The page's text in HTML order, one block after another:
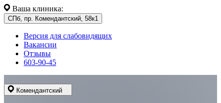
Ваша клиника:
СПб, пр. Комендантский, 58к1
Версия для слабовидящих
Вакансии
Отзывы
603-90-45
Комендантский